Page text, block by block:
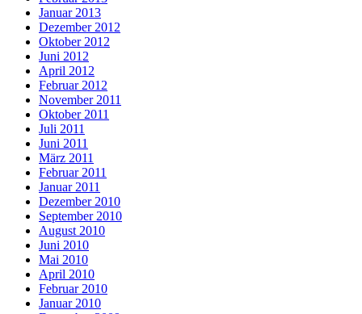
Januar 2013
Dezember 2012
Oktober 2012
Juni 2012
April 2012
Februar 2012
November 2011
Oktober 2011
Juli 2011
Juni 2011
März 2011
Februar 2011
Januar 2011
Dezember 2010
September 2010
August 2010
Juni 2010
Mai 2010
April 2010
Februar 2010
Januar 2010